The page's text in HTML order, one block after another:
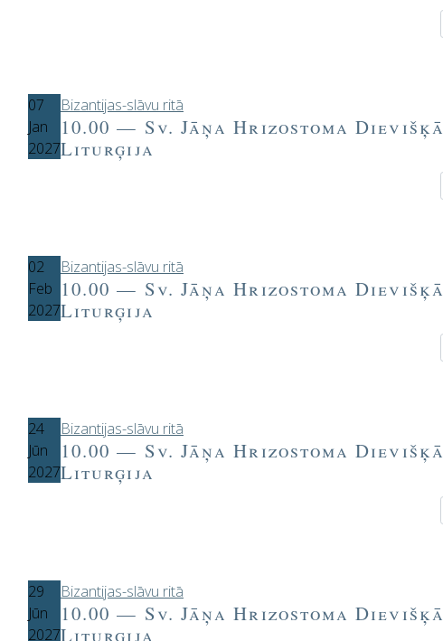
07
Jan
2027
Bizantijas-slāvu ritā
10.00 — Sv. Jāņa Hrizostoma Dievišķā
Liturģija
02
Feb
2027
Bizantijas-slāvu ritā
10.00 — Sv. Jāņa Hrizostoma Dievišķā
Liturģija
24
Jūn
2027
Bizantijas-slāvu ritā
10.00 — Sv. Jāņa Hrizostoma Dievišķā
Liturģija
29
Jūn
2027
Bizantijas-slāvu ritā
10.00 — Sv. Jāņa Hrizostoma Dievišķā
Liturģija